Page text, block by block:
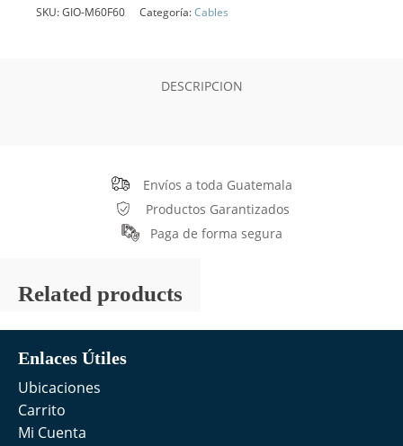
SKU:GIO-M60F60 Categoría:Cables
DESCRIPCION
Envíos a toda Guatemala
Productos Garantizados
Paga de forma segura
Related products
Enlaces Útiles
Ubicaciones
Carrito
Mi Cuenta